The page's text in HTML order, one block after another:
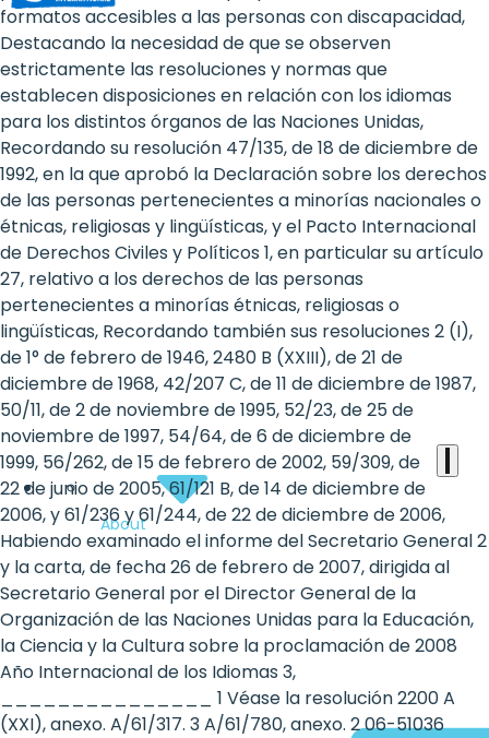
rights:
Positioning
girls
at
the
heart
of
the
international
agenda
About
formatos accesibles a las personas con discapacidad,
Destacando la necesidad de que se observen
estrictamente las resoluciones y normas que
establecen disposiciones en relación con los idiomas
para los distintos órganos de las Naciones Unidas,
Recordando su resolución 47/135, de 18 de diciembre de
1992, en la que aprobó la Declaración sobre los derechos
de las personas pertenecientes a minorías nacionales o
étnicas, religiosas y lingüísticas, y el Pacto Internacional
de Derechos Civiles y Políticos 1, en particular su artículo
27, relativo a los derechos de las personas
pertenecientes a minorías étnicas, religiosas o
lingüísticas, Recordando también sus resoluciones 2 (I),
de 1° de febrero de 1946, 2480 B (XXIII), de 21 de
diciembre de 1968, 42/207 C, de 11 de diciembre de 1987,
50/11, de 2 de noviembre de 1995, 52/23, de 25 de
noviembre de 1997, 54/64, de 6 de diciembre de
1999, 56/262, de 15 de febrero de 2002, 59/309, de
22 de junio de 2005, 61/121 B, de 14 de diciembre de
2006, y 61/236 y 61/244, de 22 de diciembre de 2006,
Habiendo examinado el informe del Secretario General 2
y la carta, de fecha 26 de febrero de 2007, dirigida al
Secretario General por el Director General de la
Organización de las Naciones Unidas para la Educación,
la Ciencia y la Cultura sobre la proclamación de 2008
Año Internacional de los Idiomas 3,
_______________ 1 Véase la resolución 2200 A
(XXI), anexo. A/61/317. 3 A/61/780, anexo. 2 06-51036